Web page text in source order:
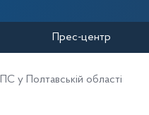
Прес-центр
у Полтавській області